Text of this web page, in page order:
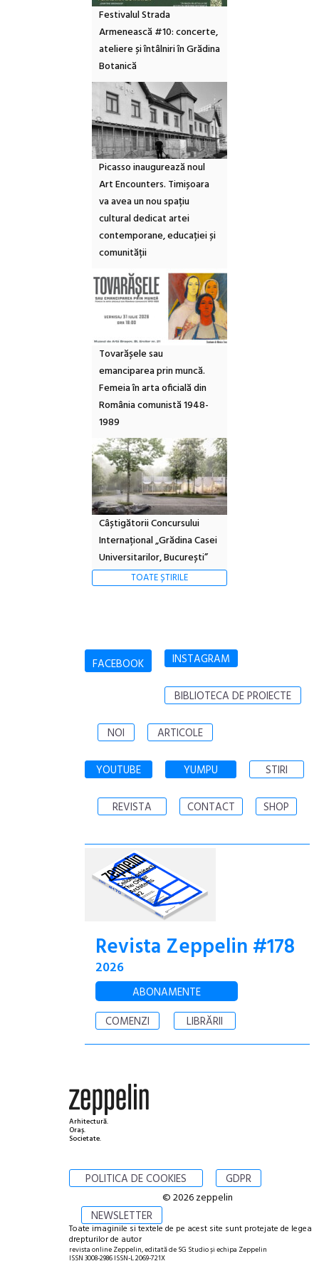
Festivalul Strada
Armenească #10: concerte,
ateliere și întâlniri în Grădina
Botanică
Picasso inaugurează noul
Art Encounters. Timișoara
va avea un nou spațiu
cultural dedicat artei
contemporane, educației și
comunității
Tovarășele sau
emanciparea prin muncă.
Femeia în arta oficială din
România comunistă 1948-
1989
Câștigătorii Concursului
Internațional „Grădina Casei
Universitarilor, București”
TOATE ȘTIRILE
FACEBOOK INSTAGRAM
BIBLIOTECA DE PROIECTE
NOI ARTICOLE
YOUTUBE YUMPU STIRI
REVISTA CONTACT SHOP
Revista Zeppelin #178
2026
ABONAMENTE
COMENZI
LIBRĂRII
Arhitectură.
Oraș.
Societate.
POLITICA DE COOKIES GDPR
NEWSLETTER
© 2026 zeppelin
Toate imaginile si textele de pe acest site sunt protejate de legea
drepturilor de autor
revista online Zeppelin, editată de SG Studio și echipa Zeppelin
ISSN 3008-2986 ISSN-L 2069-721X